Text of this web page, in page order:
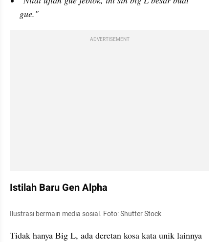
gue."
ADVERTISEMENT
Istilah Baru Gen Alpha
Ilustrasi bermain media sosial. Foto: Shutter Stock
Tidak hanya Big L, ada deretan kosa kata unik lainnya